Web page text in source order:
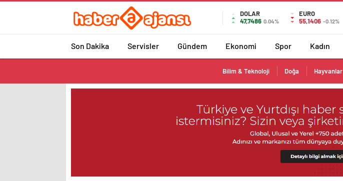
DOLAR
47,7486 0.04%
EURO
55,1406 -0.12%
Son Dakika Servisler Gündem Ekonomi Spor Kadın
Bilim & Teknoloji Doğa Hayvanlar